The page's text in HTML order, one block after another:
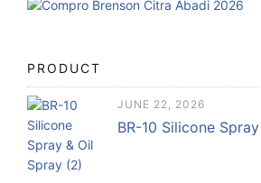
PRODUCT
JUNE 22, 2026
BR-10 Silicone